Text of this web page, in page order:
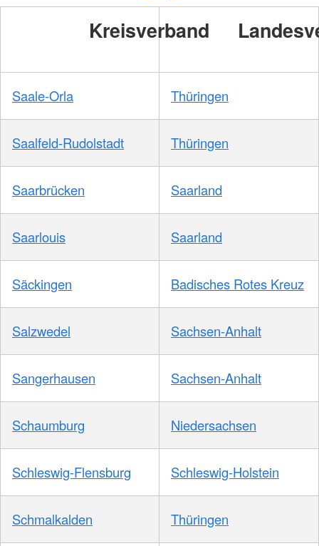
Kreisverband
Saale-Orla Thüringen
Saalfeld-Rudolstadt Thüringen
Saarbrücken Saarland
Saarlouis Saarland
Säckingen Badisches Rotes Kreuz
Salzwedel Sachsen-Anhalt
Sangerhausen Sachsen-Anhalt
Schaumburg Niedersachsen
Schleswig-Flensburg Schleswig-Holstein
Schmalkalden Thüringen
DRKS